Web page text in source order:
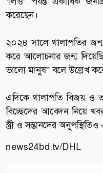
করেছেন।
২০২৪ সালে থালাপতির
করে আলোচনার জন্ম
ভালো মানুষ” বলে উল্লেখ
এদিকে থালাপতি বিজয় ও
বিচ্ছেদের আবেদন নিয়ে
স্ত্রী ও সন্তানদের
news24bd.tv/DHL